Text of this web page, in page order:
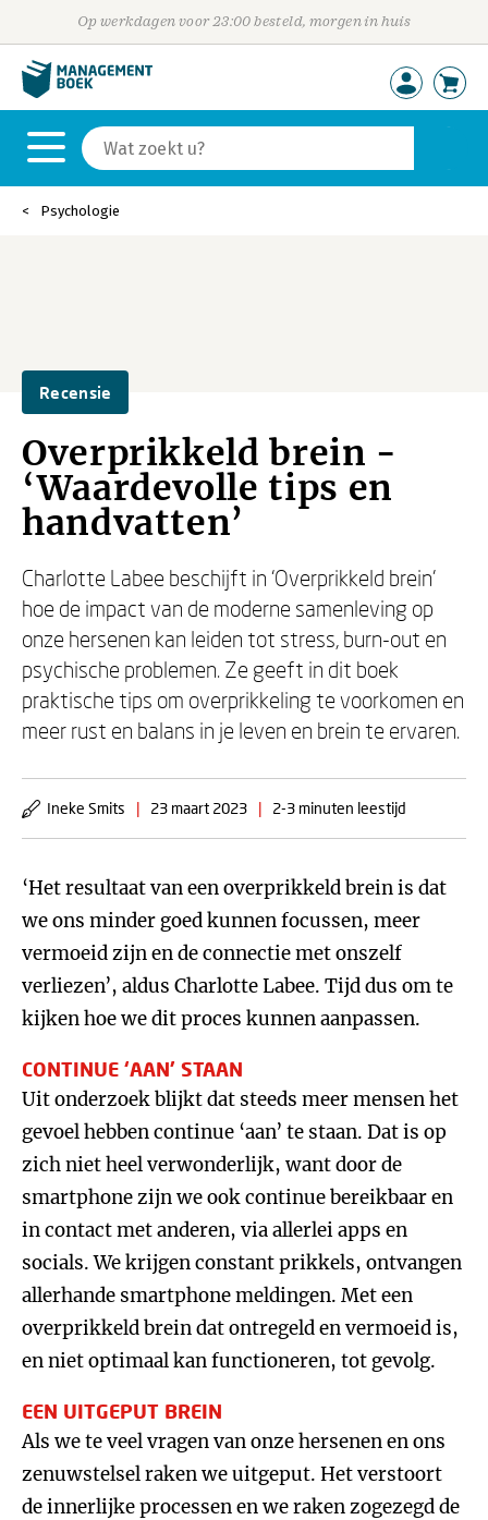
Op werkdagen voor 23:00 besteld, morgen in huis
Psychologie
Recensie
Overprikkeld brein -
‘Waardevolle tips en
handvatten’
Charlotte Labee beschijft in ‘Overprikkeld brein’
hoe de impact van de moderne samenleving op
onze hersenen kan leiden tot stress, burn-out en
psychische problemen. Ze geeft in dit boek
praktische tips om overprikkeling te voorkomen en
meer rust en balans in je leven en brein te ervaren.
Ineke Smits | 23 maart 2023 | 2-3 minuten leestijd
‘Het resultaat van een overprikkeld brein is dat
we ons minder goed kunnen focussen, meer
vermoeid zijn en de connectie met onszelf
verliezen’, aldus Charlotte Labee. Tijd dus om te
kijken hoe we dit proces kunnen aanpassen.
CONTINUE ‘AAN’ STAAN
Uit onderzoek blijkt dat steeds meer mensen het
gevoel hebben continue ‘aan’ te staan. Dat is op
zich niet heel verwonderlijk, want door de
smartphone zijn we ook continue bereikbaar en
in contact met anderen, via allerlei apps en
socials. We krijgen constant prikkels, ontvangen
allerhande smartphone meldingen. Met een
overprikkeld brein dat ontregeld en vermoeid is,
en niet optimaal kan functioneren, tot gevolg.
EEN UITGEPUT BREIN
Als we te veel vragen van onze hersenen en ons
zenuwstelsel raken we uitgeput. Het verstoort
de innerlijke processen en we raken zogezegd de